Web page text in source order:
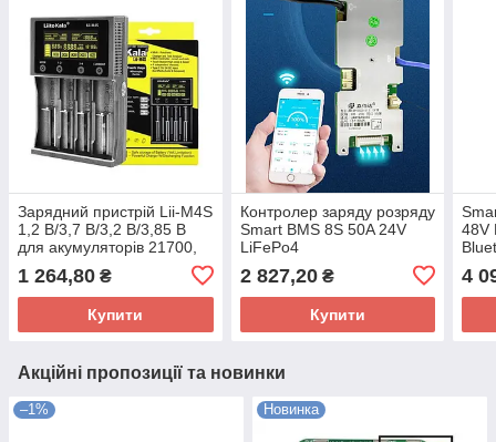
Зарядний пристрій Lii-M4S
1,2 В/3,7 В/3,2 В/3,85 В
для акумуляторів 21700,
1 264,80 ₴
Купити
Контролер заряду розряду
Smart BMS 8S 50A 24V
LiFePo4
2 827,20₴
Купити
48V
4
Акційні пропозиції та новинки
–1% Новинка